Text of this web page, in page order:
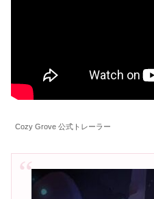
Cozy Grove 公式トレーラー